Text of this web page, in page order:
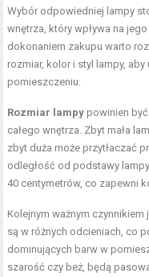
Wybór odpowiedniej lampy
wnętrza, który wpływa na
dokonaniem zakupu warto
rozmiar, kolor i styl lampy,
pomieszczeniu.
Rozmiar lampy powinien
całego wnętrza. Zbyt mała
zbyt duża może przytłaczać
odległość od podstawy
40 centymetrów, co zapewni
Kolejnym ważnym czynnikiem
są w różnych odcieniach, co
dominujących barw w
szarość czy beż, będą